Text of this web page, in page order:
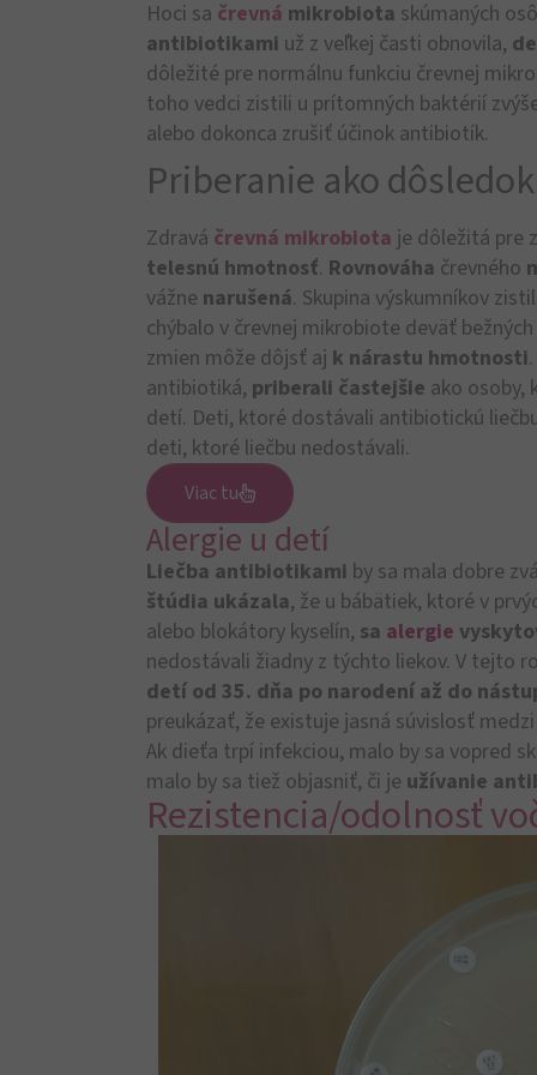
Hoci sa črevná mikrobiota skúmaných
antibiotikami už z veľkej časti obnovila,
dôležité pre normálnu funkciu črevnej
toho vedci zistili u prítomných baktérií
alebo dokonca zrušiť účinok antibiotík.
Priberanie ako
Zdravá črevná mikrobiota je dôležitá pre
telesnú hmotnosť. Rovnováha črevného
vážne narušená. Skupina výskumníkov
chýbalo v črevnej mikrobiote deväť
zmien môže dôjsť aj k nárastu hmotnosti
antibiotiká, priberali častejšie ako osoby,
detí. Deti, ktoré dostávali antibiotickú
deti, ktoré liečbu nedostávali.
Viac tu
Alergie u detí
Liečba antibiotikami by sa mala dobre
štúdia ukázala, že u bábätiek, ktoré v
alebo blokátory kyselín, sa alergie
nedostávali žiadny z týchto liekov. V tejto
detí od 35. dňa po narodení až do
preukázať, že existuje jasná súvislosť
Ak dieťa trpí infekciou, malo by sa vopred
malo by sa tiež objasniť, či je užívanie
Rezistencia/odolnosť